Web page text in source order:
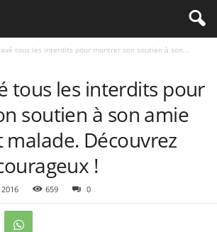
tous les interdits pour montrer son soutien à son...
tous les interdits pour
soutien à son amie
Découvrez
!
659 0